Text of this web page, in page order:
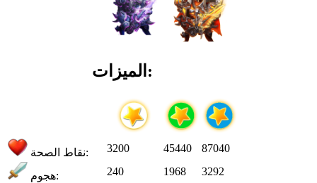
الميزات:
نقاط الصحة: 3200 45440 87040
هجوم: 240 1968 3292